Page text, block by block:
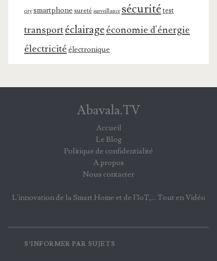
city smartphone sureté surveillance sécuritétest
transportéclairageéconomie d'énergie
électricité électronique
Abavala.TV
Accueil
Le Blog
Politique de confidentialité
A propos
Nous contacter
L'innovation de la Smart Home et de l'IoT,... Tout en Vidéo
S’INFORMER PAR SUJETS